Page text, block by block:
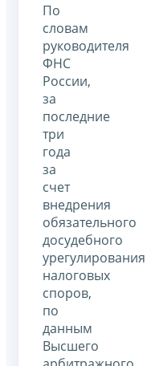
По
словам
руководителя
ФНС
России,
за
последние
три
года
за
счет
внедрения
обязательного
досудебного
урегулирования
налоговых
споров,
по
данным
Высшего